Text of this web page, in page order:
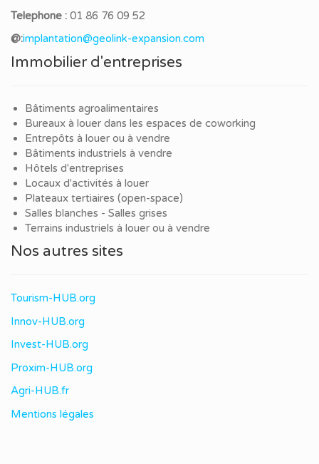
Telephone : 01 86 76 09 52
@:implantation@geolink-expansion.com
Immobilier d'entreprises
Bâtiments agroalimentaires
Bureaux à louer dans les espaces de coworking
Entrepôts à louer ou à vendre
Bâtiments industriels à vendre
Hôtels d'entreprises
Locaux d'activités à louer
Plateaux tertiaires (open-space)
Salles blanches - Salles grises
Terrains industriels à louer ou à vendre
Nos autres sites
Tourism-HUB.org
Innov-HUB.org
Invest-HUB.org
Proxim-HUB.org
Agri-HUB.fr
Mentions légales